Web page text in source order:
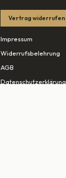
Vertrag widerrufen
Impressum
Widerrufsbelehrung
AGB
Datenschutzerklärung